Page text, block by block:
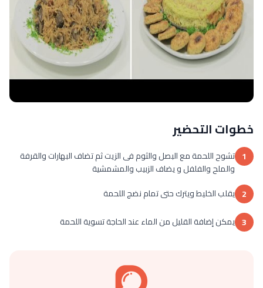
خطوات التحضير
1 تشوح اللحمة مع البصل والثوم فى الزيت ثم تضاف البهارات والقرفة
والملح والفلفل و يضاف الزبيب والمشمشية
2 يقلب الخليط ويترك حتى تمام نضج اللحمة
3 يمكن إضافة القليل من الماء عند الحاجة تسوية اللحمة